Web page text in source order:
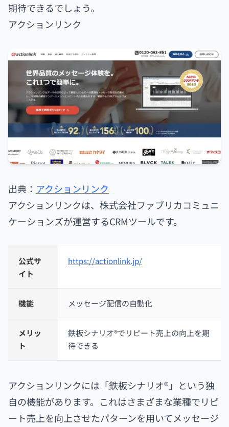
期待できるでしょう。
アクションリンク
出典： アクションリンク
アクションリンクは、株式会社ファブリカコミュニ
ケーションズが運営するCRMツールです。
公式サ
イト
https://actionlink.jp/
機能 メッセージ配信の自動化
メリッ
ト
鉄板シナリオ®️でリピート売上の向上を期
待できる
アクションリンクには「鉄板シナリオ®」という独
自の機能があります。これはさまざまな業種でリピ
ート売上を向上させたパターンを用いてメッセージ